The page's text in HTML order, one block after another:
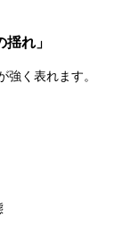
れ」
く表れます。